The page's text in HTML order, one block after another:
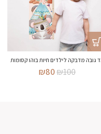
גובה מדבקה לילדים חיות בוהו קסומות
₪100
המחיר
₪80